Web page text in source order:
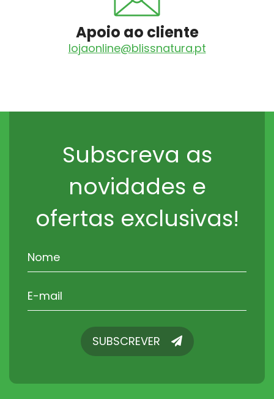
Apoio ao cliente
lojaonline@blissnatura.pt
Subscreva as
novidades e
ofertas exclusivas!
SUBSCREVERSUBSCREVER